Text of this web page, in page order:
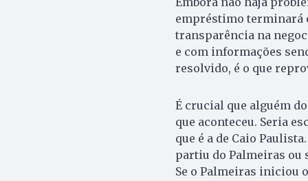
empréstimo terminará
transparência na
e com informações
resolvido, é o que
É crucial que alguém
que aconteceu. Seria
que é a de Caio
partiu do Palmeiras ou
Se o Palmeiras iniciou